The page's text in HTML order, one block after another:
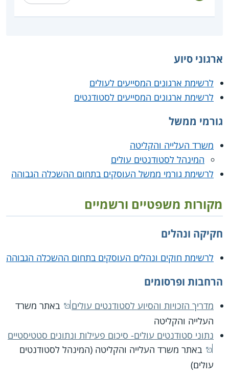
ארגוני סיוע
לרשימת ארגונים המסייעים לעולים
לרשימת ארגונים המסייעים לסטודנטים
גורמי ממשל
משרד העלייה והקליטה
המינהל לסטודנטים עולים
לרשימת גורמי ממשל העוסקים בתחום ההשכלה הגבוהה
מקורות משפטיים ורשמיים
חקיקה ונהלים
לרשימת חוקים ונהלים העוסקים בתחום ההשכלה הגבוהה
הרחבות ופרסומים
מדריך הזכויות והסיוע לסטודנטים עולים
באתר משרד
העלייה והקליטה
נתוני סטודנטים עולים- סיכום פעילות ונתונים סטטיסטיים
באתר משרד העלייה והקליטה (המינהל לסטודנטים
עולים)